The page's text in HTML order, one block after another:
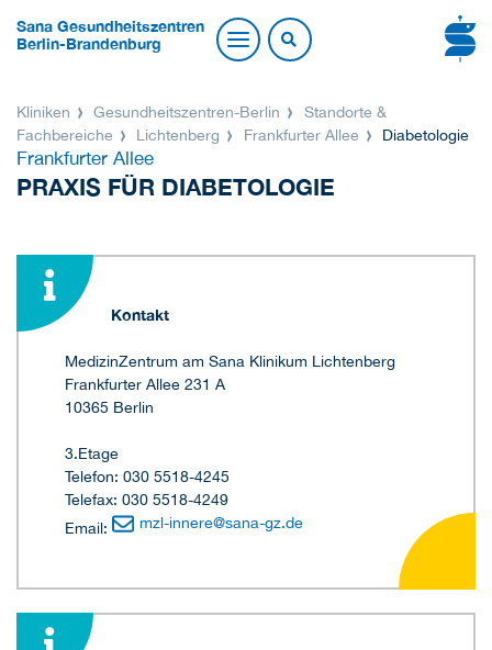
Sana Gesundheitszentren
Berlin-Brandenburg
Kliniken Gesundheitszentren-Berlin
Standorte &
Fachbereiche
Lichtenberg Frankfurter Allee Diabetologie
Frankfurter Allee
PRAXIS FÜR DIABETOLOGIE
Kontakt
MedizinZentrum am Sana Klinikum Lichtenberg
Frankfurter Allee 231 A
10365 Berlin
3.Etage
Telefon: 030 5518-4245
Telefax: 030 5518-4249
Email:
mzl-innere@sana-gz.de